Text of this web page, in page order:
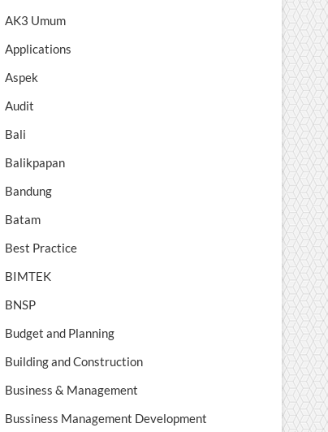
AK3 Umum
Applications
Aspek
Audit
Bali
Balikpapan
Bandung
Batam
Best Practice
BIMTEK
BNSP
Budget and Planning
Building and Construction
Business & Management
Bussiness Management Development